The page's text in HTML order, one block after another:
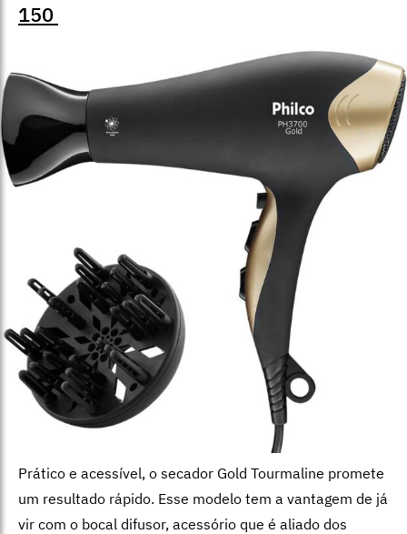
150
Prático e acessível, o secador Gold Tourmaline promete
um resultado rápido. Esse modelo tem a vantagem de já
vir com o bocal difusor, acessório que é aliado dos